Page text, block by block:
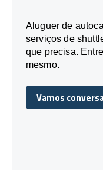
Aluguer de
serviços de
que precisa.
mesmo.
Vamos
Vamos